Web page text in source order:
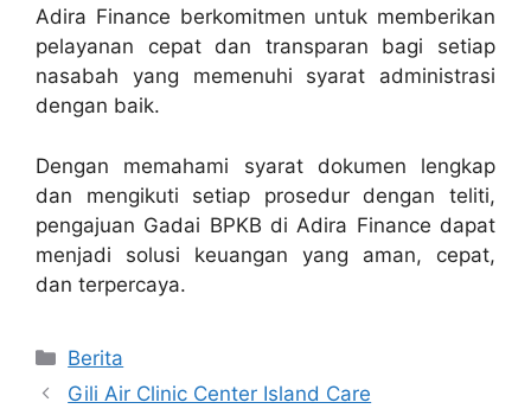
Adira Finance berkomitmen untuk memberikan
pelayanan cepat dan transparan bagi setiap
nasabah yang memenuhi syarat administrasi
dengan baik.
Dengan memahami syarat dokumen lengkap
dan mengikuti setiap prosedur dengan teliti,
pengajuan Gadai BPKB di Adira Finance dapat
menjadi solusi keuangan yang aman, cepat,
dan terpercaya.
Categories
Berita
Gili Air Clinic Center Island Care